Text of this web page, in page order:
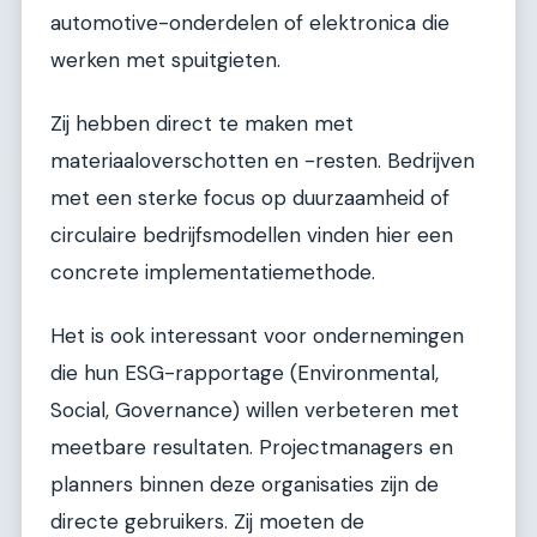
automotive-onderdelen of elektronica die
werken met spuitgieten.
Zij hebben direct te maken met
materiaaloverschotten en -resten. Bedrijven
met een sterke focus op duurzaamheid of
circulaire bedrijfsmodellen vinden hier een
concrete implementatiemethode.
Het is ook interessant voor ondernemingen
die hun ESG-rapportage (Environmental,
Social, Governance) willen verbeteren met
meetbare resultaten. Projectmanagers en
planners binnen deze organisaties zijn de
directe gebruikers. Zij moeten de